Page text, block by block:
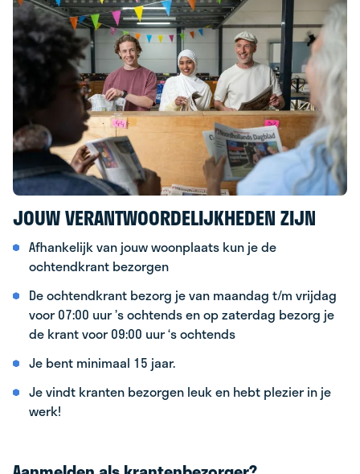
JOUW VERANTWOORDELIJKHEDEN ZIJN
Afhankelijk van jouw woonplaats kun je de
ochtendkrant bezorgen
De ochtendkrant bezorg je van maandag t/m vrijdag
voor 07:00 uur ’s ochtends en op zaterdag bezorg je
de krant voor 09:00 uur ‘s ochtends
Je bent minimaal 15 jaar.
Je vindt kranten bezorgen leuk en hebt plezier in je
werk!